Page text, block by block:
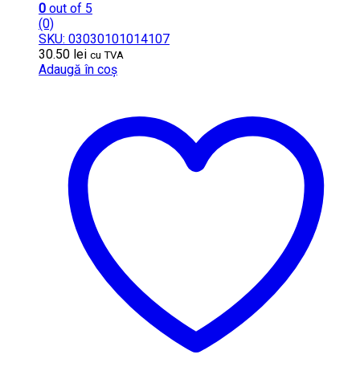
0 out of 5
(0)
SKU: 03030101014107
30.50 lei cu TVA
Adaugă în coș